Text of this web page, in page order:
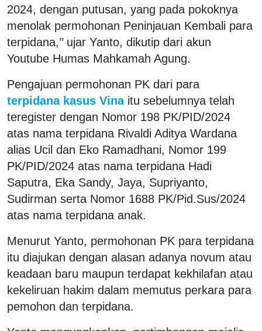
2024, dengan putusan, yang pada pokoknya
menolak permohonan Peninjauan Kembali para
terpidana,’’ ujar Yanto, dikutip dari akun
Youtube Humas Mahkamah Agung.
Pengajuan permohonan PK dari para
terpidana kasus Vina itu sebelumnya telah
teregister dengan Nomor 198 PK/PID/2024
atas nama terpidana Rivaldi Aditya Wardana
alias Ucil dan Eko Ramadhani, Nomor 199
PK/PID/2024 atas nama terpidana Hadi
Saputra, Eka Sandy, Jaya, Supriyanto,
Sudirman serta Nomor 1688 PK/Pid.Sus/2024
atas nama terpidana anak.
Menurut Yanto, permohonan PK para terpidana
itu diajukan dengan alasan adanya novum atau
keadaan baru maupun terdapat kekhilafan atau
kekeliruan hakim dalam memutus perkara para
pemohon dan terpidana.